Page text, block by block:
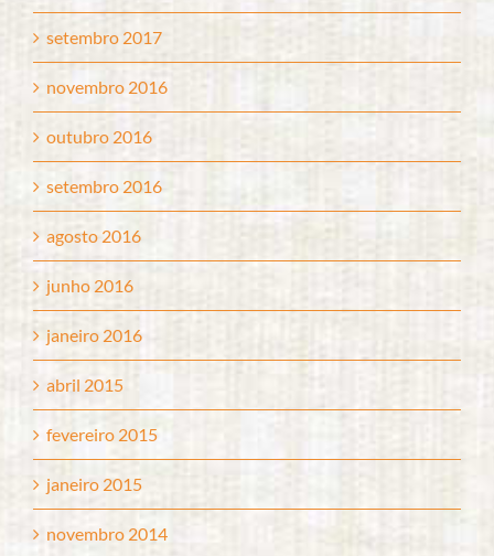
setembro 2017
novembro 2016
outubro 2016
setembro 2016
agosto 2016
junho 2016
janeiro 2016
abril 2015
fevereiro 2015
janeiro 2015
novembro 2014